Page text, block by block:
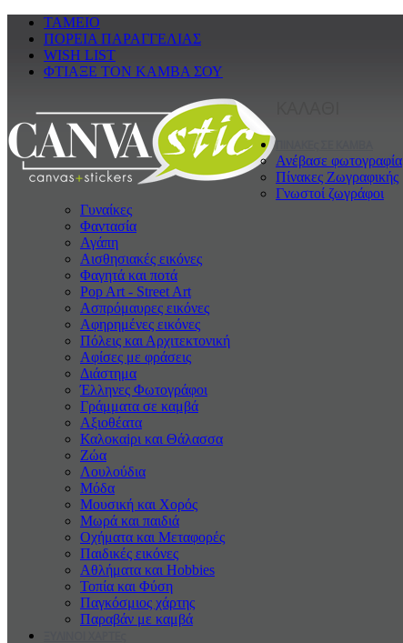
ΤΑΜΕΙΟ
ΠΟΡΕΙΑ ΠΑΡΑΓΓΕΛΙΑΣ
WISH LIST
ΦΤΙΑΞΕ ΤΟΝ ΚΑΜΒΑ ΣΟΥ
Ανέβασε φωτογραφία
Πίνακες Ζωγραφικής
Γνωστοί ζωγράφοι
Γυναίκες
Φαντασία
Αγάπη
Αισθησιακές εικόνες
Φαγητά και ποτά
Pop Art - Street Art
Ασπρόμαυρες εικόνες
Αφηρημένες εικόνες
Πόλεις και Αρχιτεκτονική
Αφίσες με φράσεις
Διάστημα
Έλληνες Φωτογράφοι
Γράμματα σε καμβά
Αξιοθέατα
Καλοκαiρι και Θάλασσα
Ζώα
Λουλούδια
Μόδα
Μουσική και Χορός
Μωρά και παιδιά
Οχήματα και Μεταφορές
Παιδικές εικόνες
Αθλήματα και Hobbies
Τοπία και Φύση
Παγκόσμιος χάρτης
Παραβάν με καμβά